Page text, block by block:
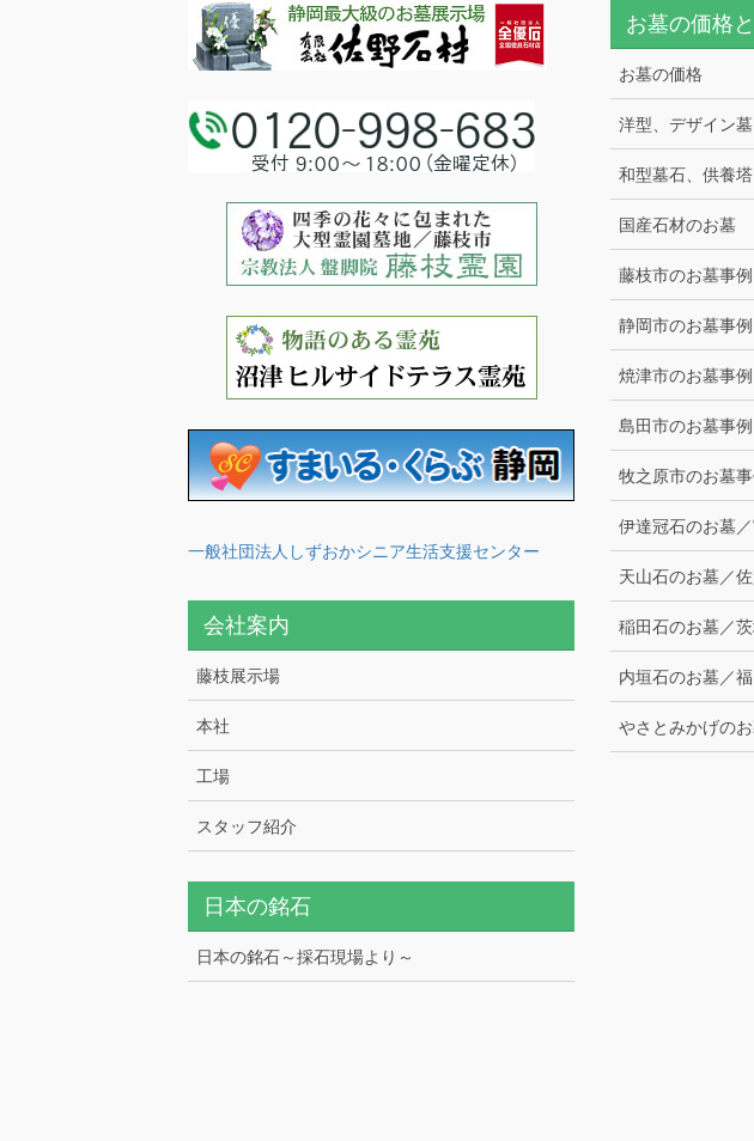
一般社団法人しずおかシニア生活支援センター
会社案内
藤枝展示場
本社
工場
スタッフ紹介
日本の銘石
日本の銘石～採石現場より～
お墓の価格
お墓の価格
洋型、デザイン墓
和型墓石、供養塔
国産石材のお墓
藤枝市のお墓事例
静岡市のお墓事例
焼津市のお墓事例
島田市のお墓事例
牧之原市のお墓事
伊達冠石のお墓
天山石のお墓／
稲田石のお墓／
内垣石のお墓／
やさとみかげの